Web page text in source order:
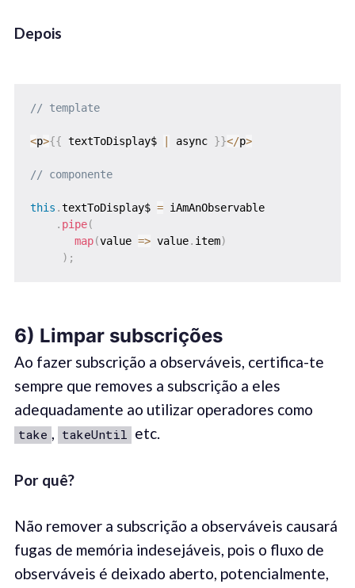
Depois
// template
<p>{{ textToDisplay$ async }}</p>
// componente
this .textToDisplay$ = iAmAnObservable
. pipe(
map(value => value. item)
) ;
6) Limpar subscrições
Ao fazer subscrição a observáveis, certifica-te
sempre que removes a subscrição a eles
adequadamente ao utilizar operadores como
take , takeUntil etc.
Por quê?
Não remover a subscrição a observáveis causará
fugas de memória indesejáveis, pois o fluxo de
observáveis é deixado aberto, potencialmente,